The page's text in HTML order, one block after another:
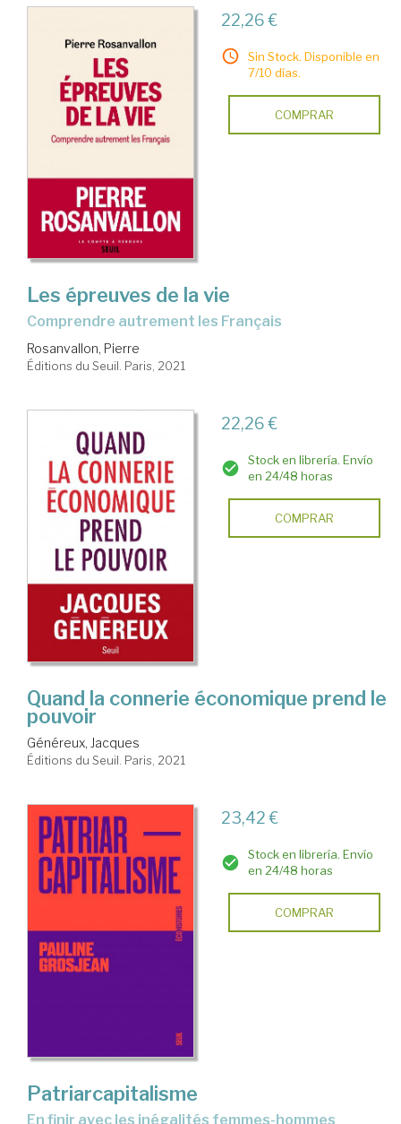
22,26 €
Sin Stock. Disponible en
7/10 días.
COMPRAR
Les épreuves de la vie
comprendre autrement les Français
Rosanvallon, Pierre
Éditions du Seuil. Paris, 2021
22,26 €
Stock en librería. Envío
en 24/48 horas
COMPRAR
Quand la connerie économique prend le
pouvoir
Généreux, Jacques
Éditions du Seuil. Paris, 2021
23,42 €
Stock en librería. Envío
en 24/48 horas
COMPRAR
Patriarcapitalisme
en finir avec les inégalités femmes-hommes